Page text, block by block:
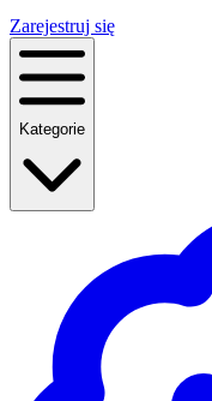
Zarejestruj się
Kategorie